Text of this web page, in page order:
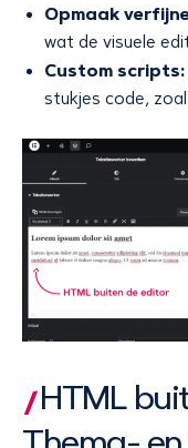
Opmaak
wat de visuele
Custom scripts:
stukjes code,
HTML